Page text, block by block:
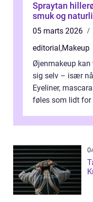
Spraytan hillerød vejledning
smuk og
05 marts 2026
editorial ,Makeup
Øjenmakeup
sig selv – især
Eyeliner,
føles som lidt for